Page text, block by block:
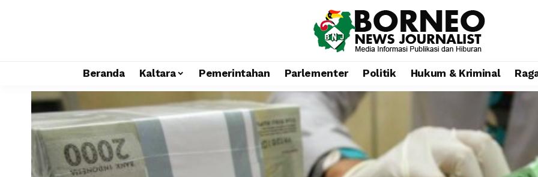
Beranda Kaltara Pemerintahan Parlementer Politik Hukum & Kriminal